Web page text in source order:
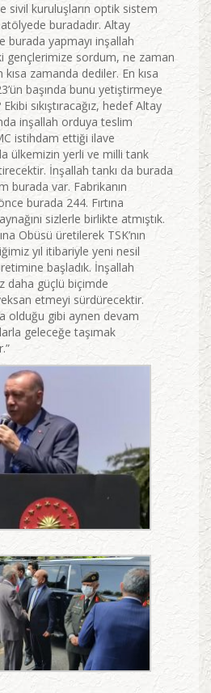
sivil kuruluşların optik sistem
atölyede buradadır. Altay
burada yapmayı inşallah
gençlerimize sordum, ne zaman
zamanda dediler. En kısa
başında bunu yetiştirmeye
Ekibi sıkıştıracağız, hedef Altay
inşallah orduya teslim
istihdam ettiği ilave
ülkemizin yerli ve milli tank
İnşallah tankı da burada
burada var. Fabrikanın
burada 244. Fırtına
sizlerle birlikte atmıştık.
Obüsü üretilerek TSK’nın
yıl itibariyle yeni nesil
başladık. İnşallah
daha güçlü biçimde
etmeyi sürdürecektir.
olduğu gibi aynen devam
geleceğe taşımak